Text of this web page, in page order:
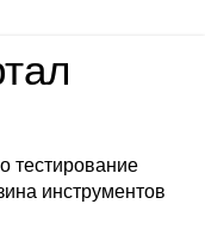
тестирование
инструментов